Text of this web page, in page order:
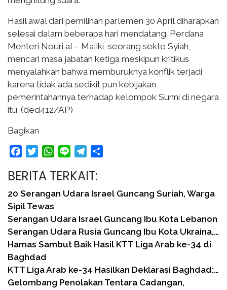
Hasil awal dari pemilihan parlemen 30 April diharapkan
selesai dalam beberapa hari mendatang. Perdana
Menteri Nouri al – Maliki, seorang sekte Syiah,
mencari masa jabatan ketiga meskipun kritikus
menyalahkan bahwa memburuknya konflik terjadi
karena tidak ada sedikit pun kebijakan
pemerintahannya terhadap kelompok Sunni di negara
itu. (ded412/AP)
Bagikan
FacebookTwitterWhatsApp
Line Telegram
BERITA TERKAIT:
20 Serangan Udara Israel Guncang Suriah, Warga
Sipil Tewas
Serangan Udara Israel Guncang Ibu Kota Lebanon
Serangan Udara Rusia Guncang Ibu Kota Ukraina,…
Hamas Sambut Baik Hasil KTT Liga Arab ke-34 di
Baghdad
KTT Liga Arab ke-34 Hasilkan Deklarasi Baghdad:…
Gelombang Penolakan Tentara Cadangan,